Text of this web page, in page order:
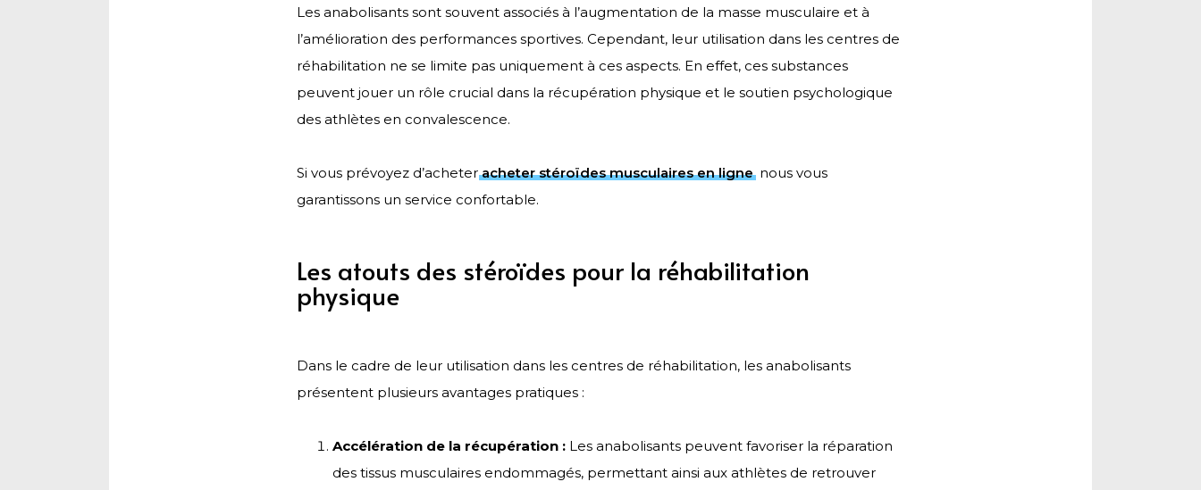
Les anabolisants sont souvent associés à l’augmentation de la masse musculaire et à
l’amélioration des performances sportives. Cependant, leur utilisation dans les centres de
réhabilitation ne se limite pas uniquement à ces aspects. En effet, ces substances
peuvent jouer un rôle crucial dans la récupération physique et le soutien psychologique
des athlètes en convalescence.
Si vous prévoyez d’acheteracheter stéroïdes musculaires en ligne, nous vous
garantissons un service confortable.
Les atouts des stéroïdes pour la réhabilitation
physique
Dans le cadre de leur utilisation dans les centres de réhabilitation, les anabolisants
présentent plusieurs avantages pratiques :
Accélération de la récupération : Les anabolisants peuvent favoriser la réparation
des tissus musculaires endommagés, permettant ainsi aux athlètes de retrouver